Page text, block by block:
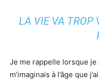
LA VIE VA TROP
Je me rappelle lorsque je
m’imaginais à l’âge que